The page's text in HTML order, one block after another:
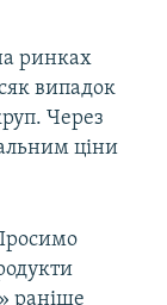
ринках
випадок
Через
ціни
раніше